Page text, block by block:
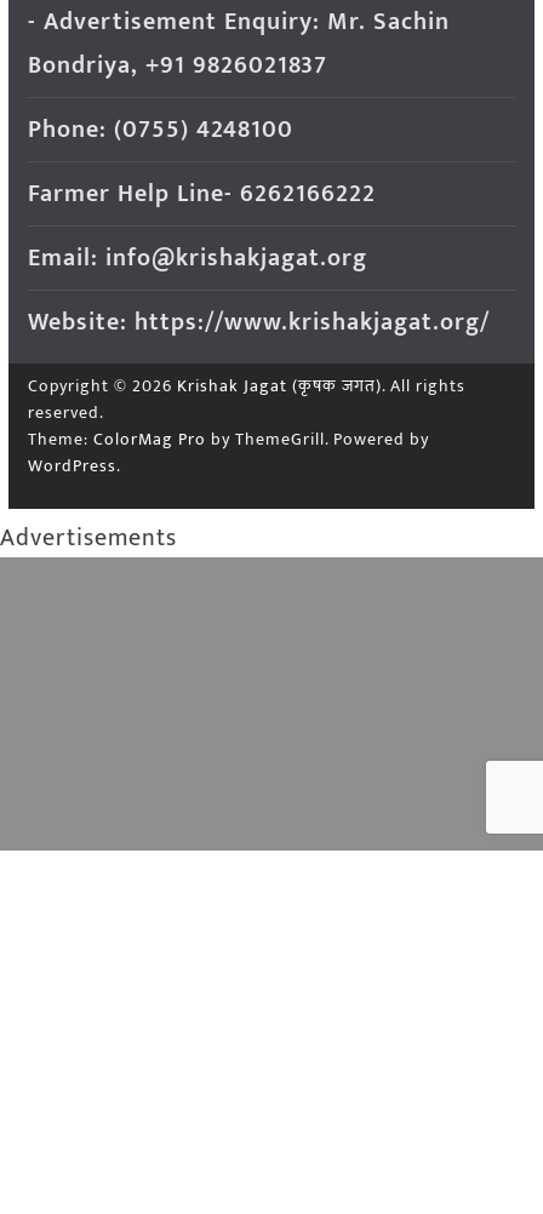
- Advertisement Enquiry: Mr. Sachin
Bondriya, +91 9826021837
Phone: (0755) 4248100
Farmer Help Line- 6262166222
Email: info@krishakjagat.org
Website: https://www.krishakjagat.org/
Copyright © 2026 Krishak Jagat (कृषक जगत). All rights
reserved.
Theme: ColorMag Pro by ThemeGrill. Powered by
WordPress.
Advertisements